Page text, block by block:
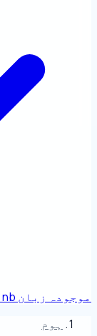
موجودہ زبان nb
ہوم